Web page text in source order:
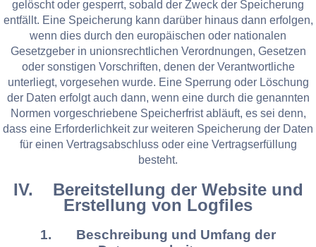
gelöscht oder gesperrt, sobald der Zweck der Speicherung
entfällt. Eine Speicherung kann darüber hinaus dann erfolgen,
wenn dies durch den europäischen oder nationalen
Gesetzgeber in unionsrechtlichen Verordnungen, Gesetzen
oder sonstigen Vorschriften, denen der Verantwortliche
unterliegt, vorgesehen wurde. Eine Sperrung oder Löschung
der Daten erfolgt auch dann, wenn eine durch die genannten
Normen vorgeschriebene Speicherfrist abläuft, es sei denn,
dass eine Erforderlichkeit zur weiteren Speicherung der Daten
für einen Vertragsabschluss oder eine Vertragserfüllung
besteht.
IV. Bereitstellung der Website und
Erstellung von Logfiles
1. Beschreibung und Umfang der